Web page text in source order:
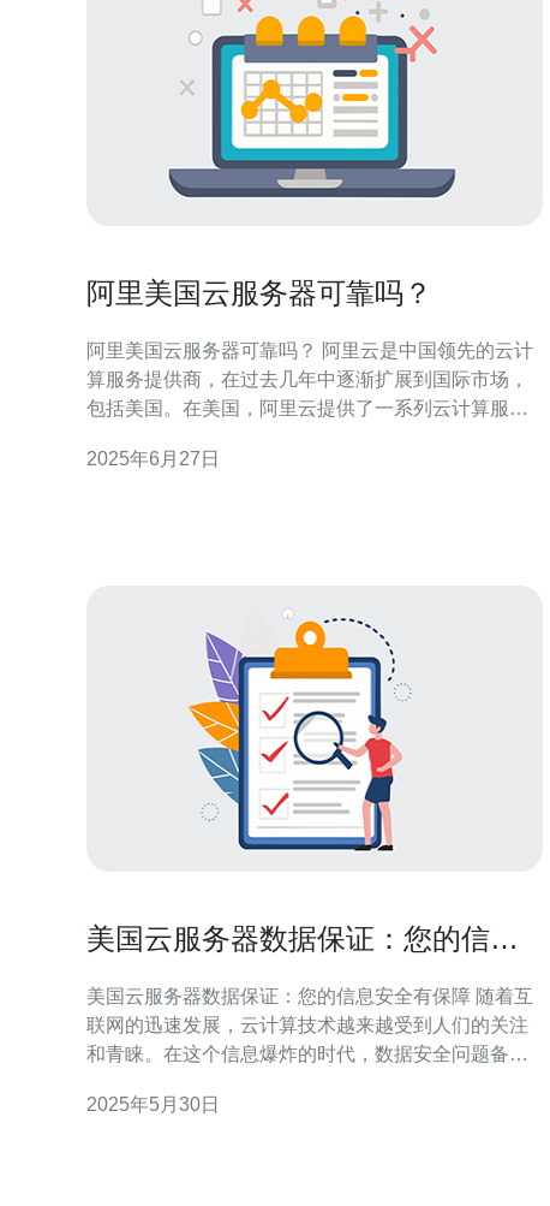
阿里美国云服务器可靠吗？
阿里美国云服务器可靠吗？ 阿里云是中国领先的云计
算服务提供商，在过去几年中逐渐扩展到国际市场，
包括美国。在美国，阿里云提供了一系列云计算服
户的关注。 阿里云的美国云服务器提供了高性能、高
2025年6月27日
美国云服务器数据保证：您的信息
美国云服务器数据保证：您的信息安全有保障 随着互
联网的迅速发展，云计算技术越来越受到人们的关注
和青睐。在这个信息爆炸的时代，数据安全问题备受
么，在美国使用云服务器，您的信息安全是否有保障
2025年5月30日